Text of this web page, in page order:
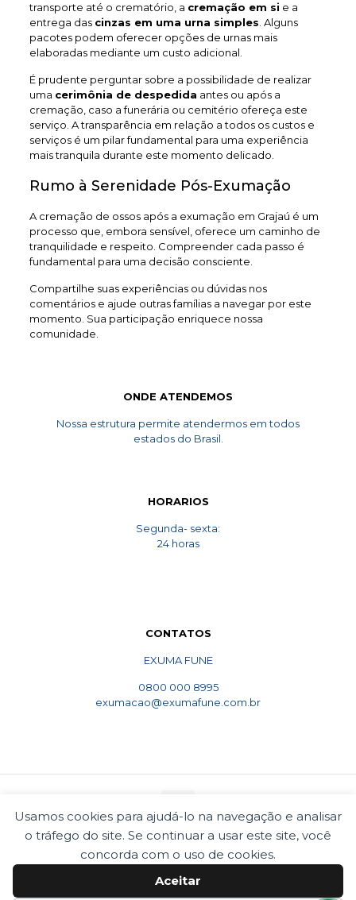
Usamos cookies para ajudá-lo na navegação e analisar
o tráfego do site. Se continuar a usar este site, você
concorda com o uso de cookies.
Aceitar
transporte até o crematório, a cremação em si e a
entrega das cinzas em uma urna simples . Alguns
pacotes podem oferecer opções de urnas mais
elaboradas mediante um custo adicional.
É prudente perguntar sobre a possibilidade de realizar
uma cerimônia de despedida antes ou após a
cremação, caso a funerária ou cemitério ofereça este
serviço. A transparência em relação a todos os custos e
serviços é um pilar fundamental para uma experiência
mais tranquila durante este momento delicado.
Rumo à Serenidade Pós-Exumação
A cremação de ossos após a exumação em Grajaú é um
processo que, embora sensível, oferece um caminho de
tranquilidade e respeito. Compreender cada passo é
fundamental para uma decisão consciente.
Compartilhe suas experiências ou dúvidas nos
comentários e ajude outras famílias a navegar por este
momento. Sua participação enriquece nossa
comunidade.
ONDE ATENDEMOS
Nossa estrutura permite atendermos em todos
estados do Brasil.
HORARIOS
Segunda- sexta:
24 horas
CONTATOS
EXUMA FUNE
0800 000 8995
exumacao@exumafune.com.br
© 2010 Exumafune. Todos direitos reservados- Ligue
0800 000 8995. Exumações de ossos em todo o Brasil.
Termos e condições
Politica de privacidade